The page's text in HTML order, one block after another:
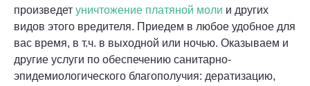
произведет уничтожение платяной моли и других
видов этого вредителя. Приедем в любое удобное для
вас время, в т.ч. в выходной или ночью. Оказываем и
другие услуги по обеспечению санитарно-
эпидемиологического благополучия: дератизацию,